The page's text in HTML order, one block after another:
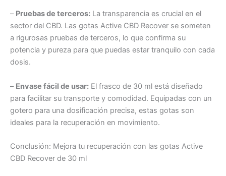
– Pruebas de terceros: La transparencia es crucial en el
sector del CBD. Las gotas Active CBD Recover se someten
a rigurosas pruebas de terceros, lo que confirma su
potencia y pureza para que puedas estar tranquilo con cada
dosis.
– Envase fácil de usar: El frasco de 30 ml está diseñado
para facilitar su transporte y comodidad. Equipadas con un
gotero para una dosificación precisa, estas gotas son
ideales para la recuperación en movimiento.
Conclusión: Mejora tu recuperación con las gotas Active
CBD Recover de 30 ml